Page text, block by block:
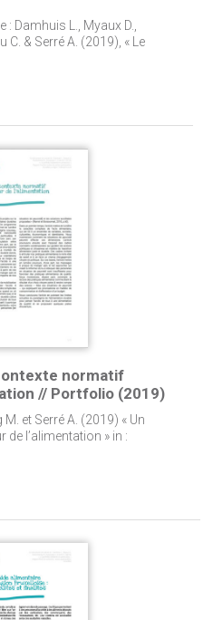
Damhuis L., Myaux D.,
& Serré A. (2019), « Le
normatif
// Portfolio (2019)
et Serré A. (2019) « Un
l’alimentation » in :